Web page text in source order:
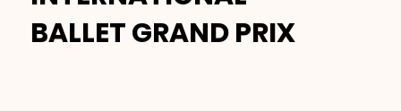
BALLET GRAND PRIX